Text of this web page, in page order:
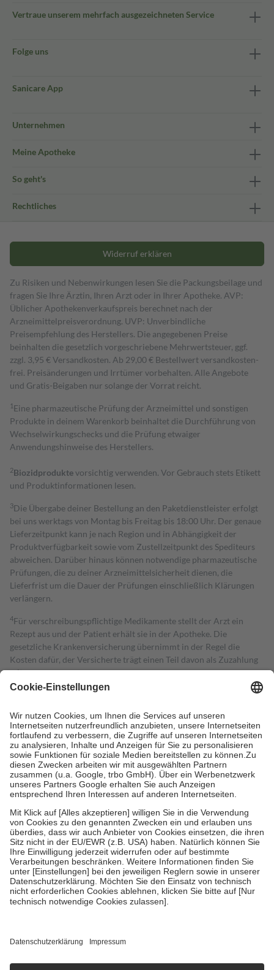
Vertraue unserem mehrfach ausgezeichneten Service
Folge uns
Sanicare App
Unternehmen
Meine Apotheke
So geht's
Rechtliches
Widerruf erklären
Zu Risiken und Nebenwirkungen lesen Sie die Packungsbeilage und
fragen Sie Ihre Ärztin, Ihren Arzt oder in Ihrer Apotheke. AVP:
Üblicher Apothekenverkaufspreis berechnet nach der
Arzneimittelpreisverordnung. UVP: Unverbindliche
Preisempfehlung des Herstellers. Die angegebenen Preise
beinhalten die gesetzlich vorgeschriebene Mehrwertsteuer, ggf.
zzgl. 3,95 € Versandkosten. Ab 29,00 € Bestell­wert versand­kosten­
frei. Preisänderungen und Irrtümer vorbehalten. Alle Angebote
und Gratis-Beigaben nur solange der Vorrat reicht.
1 Eine pharmazeutische Prüfung der Arzneimittel und sonstigen
Produkte in deinem Warenkorb beinhaltet die Durchführung von
Wechselwirkungschecks und die Prüfung etwaiger
Anwendungshinweise des Herstellers.
2Biozidproduktevorsichtig verwenden. Vor Gebrauch stets Etikett
und Produktinformationen lesen.
3Die Übergabe deiner Bestellung an den Paketdienstleister erfolgt
bei uns werktags von Montag bis Freitag bis 18:00 Uhr. Der genaue
Lieferzeitpunkt kann je nach Region und in Abhängigkeit der
Produktverfügbarkeit sowie vom Zustellzeitpunkt des Spediteurs
abweichen. Darüber hinaus können notwendige pharmazeutische
Prüfungen, die zu deiner Arzneimittelsicherheit dienen, die
Lieferfrist um die Dauer der Prüfungen einschließlich Klärungen
verlängern.
4Für verschreibungspflichtige Medikamente stellt der Arzt ein
Rezept aus und der Patient erhält sie in der Apotheke. Die
gesetzliche Krankenversicherung übernimmt in der Regel die
Kosten dafür, der Versicherte trägt einen Teil davon als Zuzahlung
mit.
Grundsätzlich leisten Mitglieder Zuzahlungen in Höhe von zehn
höchstens zehn Euro.
Es sind jedoch nie mehr als die tatsächlichen
Kosten der Leistung zu entrichten.
Diese Regeln gelten grundsätzlich auch für Online-Apotheken.
Bei Heilmitteln und häuslicher Krankenpflege beträgt die
Zuzahlung zehn Prozent der Kosten sowie zehn Euro je
Verordnung.
Um das Engagement der Versicherten für ihre eigene Gesundheit zu
stärken und die besondere Stellung der Familie zu unterstützen,
fallenkeine Zuzahlungenan bei:
• Kindern und Jugendlichen bis zum vollendeten 18. Lebensjahr
mit Ausnahme der Fahrkosten
• Untersuchungen zur Vorsorge und Früherkennung, die von der
GKV getragen werden
• empfohlenen Schutzimpfungen
• Harn- und Blutteststreifen
getroffen, um sicherzustellen, dass es sich um echte Bewertungen
https://help.etrusted.com/hc/de/articles/4419944605341